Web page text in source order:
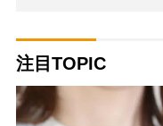
注目TOPIC